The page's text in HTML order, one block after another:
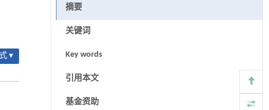
▾
摘要
关键词
Key words
引用本文
基金资助